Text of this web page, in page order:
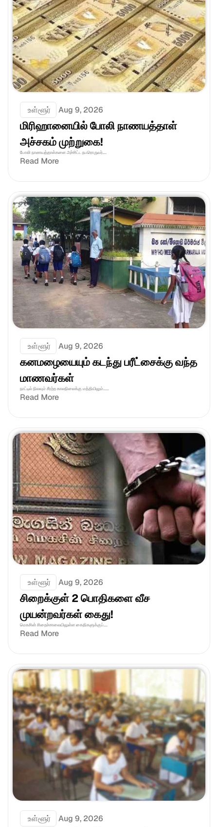
உள்ளூர் Aug 9, 2026
மிரிஹானையில் போலி நாணயத்தாள்
அச்சகம் முற்றுகை!
போலி நாணயத்தாள்களை அச்சிட்ட நபரொருவர்....
Read More
உள்ளூர் Aug 9, 2026
கனமழையையும் கடந்து பரீட்சைக்கு வந்த
மாணவர்கள்
நாட்டில் நிலவும் சீரற்ற காலநிலைக்கு மத்தியிலும்......
Read More
உள்ளூர் Aug 9, 2026
சிறைக்குள் 2 பொதிகளை வீச
முயன்றவர்கள் கைது!
மெகசின் சிறைச்சாலையிலுள்ள கைதிகளுக்குப்....
Read More
உள்ளூர் Aug 9, 2026